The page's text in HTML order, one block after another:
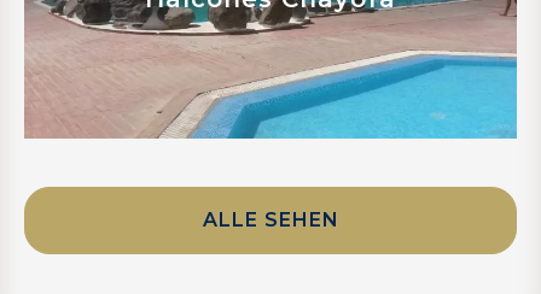
ALLE SEHEN